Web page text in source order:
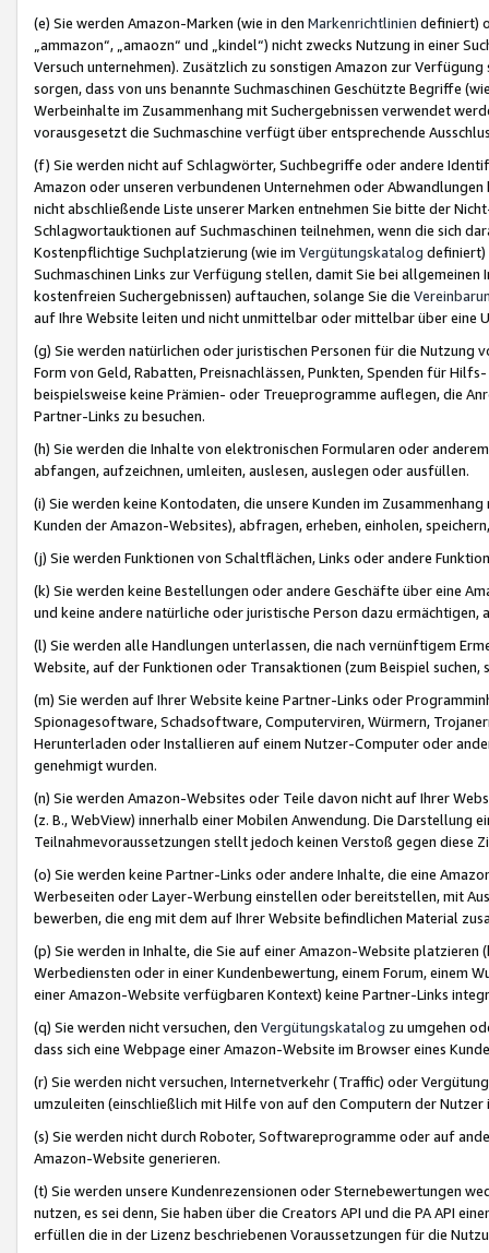
(e) Sie werden Amazon-Marken (wie in den Markenrichtlinien definiert)
„ammazon“, „amaozn“ und „kindel“) nicht zwecks Nutzung in einer
Versuch unternehmen). Zusätzlich zu sonstigen Amazon zur
sorgen, dass von uns benannte Suchmaschinen Geschützte Begriffe
Werbeinhalte im Zusammenhang mit Suchergebnissen verwendet
vorausgesetzt die Suchmaschine verfügt über entsprechende
(f) Sie werden nicht auf Schlagwörter, Suchbegriffe oder andere
Amazon oder unseren verbundenen Unternehmen oder
nicht abschließende Liste unserer Marken entnehmen Sie bitte der
Schlagwortauktionen auf Suchmaschinen teilnehmen, wenn die sich
Kostenpflichtige Suchplatzierung (wie im Vergütungskatalog definiert)
Suchmaschinen Links zur Verfügung stellen, damit Sie bei
kostenfreien Suchergebnissen) auftauchen, solange Sie die
auf Ihre Website leiten und nicht unmittelbar oder mittelbar über eine
(g) Sie werden natürlichen oder juristischen Personen für die Nutzung
Form von Geld, Rabatten, Preisnachlässen, Punkten, Spenden für
beispielsweise keine Prämien- oder Treueprogramme auflegen, die
Partner-Links zu besuchen.
(h) Sie werden die Inhalte von elektronischen Formularen oder
abfangen, aufzeichnen, umleiten, auslesen, auslegen oder ausfüllen.
(i) Sie werden keine Kontodaten, die unsere Kunden im
Kunden der Amazon-Websites), abfragen, erheben, einholen,
(j) Sie werden Funktionen von Schaltflächen, Links oder andere
(k) Sie werden keine Bestellungen oder andere Geschäfte über eine
und keine andere natürliche oder juristische Person dazu
(l) Sie werden alle Handlungen unterlassen, die nach vernünftigem
Website, auf der Funktionen oder Transaktionen (zum Beispiel
(m) Sie werden auf Ihrer Website keine Partner-Links oder
Spionagesoftware, Schadsoftware, Computerviren, Würmern,
Herunterladen oder Installieren auf einem Nutzer-Computer oder
genehmigt wurden.
(n) Sie werden Amazon-Websites oder Teile davon nicht auf Ihrer
(z. B., WebView) innerhalb einer Mobilen Anwendung. Die Darstellung
Teilnahmevoraussetzungen stellt jedoch keinen Verstoß gegen diese
(o) Sie werden keine Partner-Links oder andere Inhalte, die eine
Werbeseiten oder Layer-Werbung einstellen oder bereitstellen, mit
bewerben, die eng mit dem auf Ihrer Website befindlichen Material
(p) Sie werden in Inhalte, die Sie auf einer Amazon-Website
Werbediensten oder in einer Kundenbewertung, einem Forum, einem
einer Amazon-Website verfügbaren Kontext) keine Partner-Links
(q) Sie werden nicht versuchen, den Vergütungskatalog zu umgehen
dass sich eine Webpage einer Amazon-Website im Browser eines
(r) Sie werden nicht versuchen, Internetverkehr (Traffic) oder
umzuleiten (einschließlich mit Hilfe von auf den Computern der
(s) Sie werden nicht durch Roboter, Softwareprogramme oder auf
Amazon-Website generieren.
(t) Sie werden unsere Kundenrezensionen oder Sternebewertungen
nutzen, es sei denn, Sie haben über die Creators API und die PA API
erfüllen die in der Lizenz beschriebenen Voraussetzungen für die